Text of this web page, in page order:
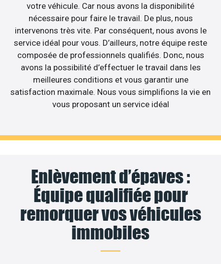
votre véhicule. Car nous avons la disponibilité
nécessaire pour faire le travail. De plus, nous
intervenons très vite. Par conséquent, nous avons le
service idéal pour vous. D’ailleurs, notre équipe reste
composée de professionnels qualifiés. Donc, nous
avons la possibilité d’effectuer le travail dans les
meilleures conditions et vous garantir une
satisfaction maximale. Nous vous simplifions la vie en
vous proposant un service idéal
Enlèvement d’épaves :
Équipe qualifiée pour
remorquer vos véhicules
immobiles